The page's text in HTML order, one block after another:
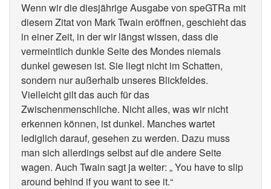
Wenn wir die diesjährige Ausgabe von speGTRa mit
diesem Zitat von Mark Twain eröffnen, geschieht das
in einer Zeit, in der wir längst wissen, dass die
vermeintlich dunkle Seite des Mondes niemals
dunkel gewesen ist. Sie liegt nicht im Schatten,
sondern nur außerhalb unseres Blickfeldes.
Vielleicht gilt das auch für das
Zwischenmenschliche. Nicht alles, was wir nicht
erkennen können, ist dunkel. Manches wartet
lediglich darauf, gesehen zu werden. Dazu muss
man sich allerdings selbst auf die andere Seite
wagen. Auch Twain sagt ja weiter: „ You have to slip
around behind if you want to see it.“